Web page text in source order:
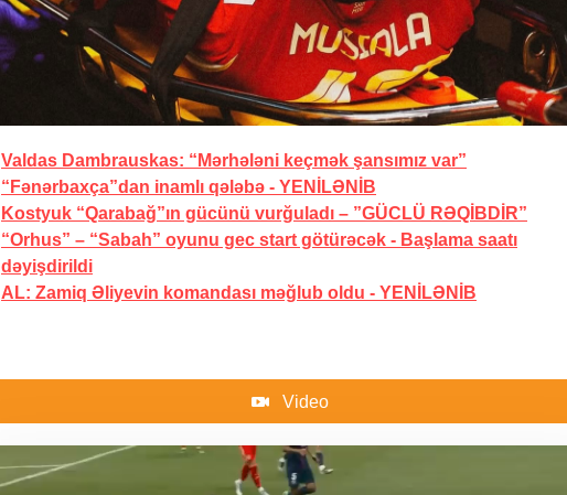
Valdas Dambrauskas: “Mərhələni keçmək şansımız var”
“Fənərbaxça”dan inamlı qələbə - YENİLƏNİB
Kostyuk “Qarabağ”ın gücünü vurğuladı – ”GÜCLÜ RƏQİBDİR”
“Orhus” – “Sabah” oyunu gec start götürəcək - Başlama saatı
dəyişdirildi
AL: Zamiq Əliyevin komandası məğlub oldu - YENİLƏNİB
Video